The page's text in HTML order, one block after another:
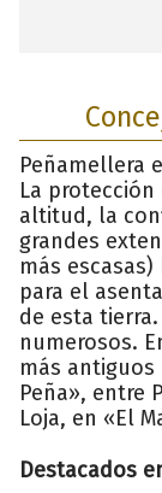
Peñamellera
La protección
altitud, la
grandes
más
para el
de esta
numerosos.
más
Peña», entre
Loja, en «El
Destacados